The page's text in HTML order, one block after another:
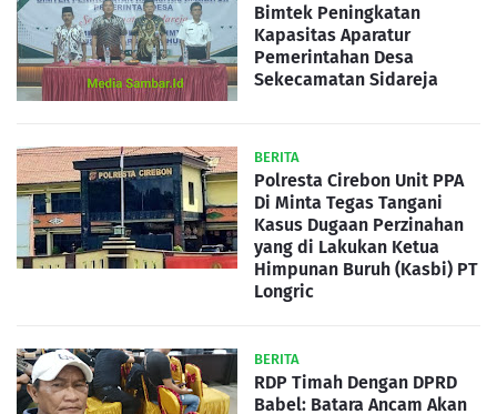
Bimtek Peningkatan
Kapasitas Aparatur
Pemerintahan Desa
Sekecamatan Sidareja
BERITA
Polresta Cirebon Unit PPA
Di Minta Tegas Tangani
Kasus Dugaan Perzinahan
yang di Lakukan Ketua
Himpunan Buruh (Kasbi) PT
Longric
BERITA
RDP Timah Dengan DPRD
Babel: Batara Ancam Akan